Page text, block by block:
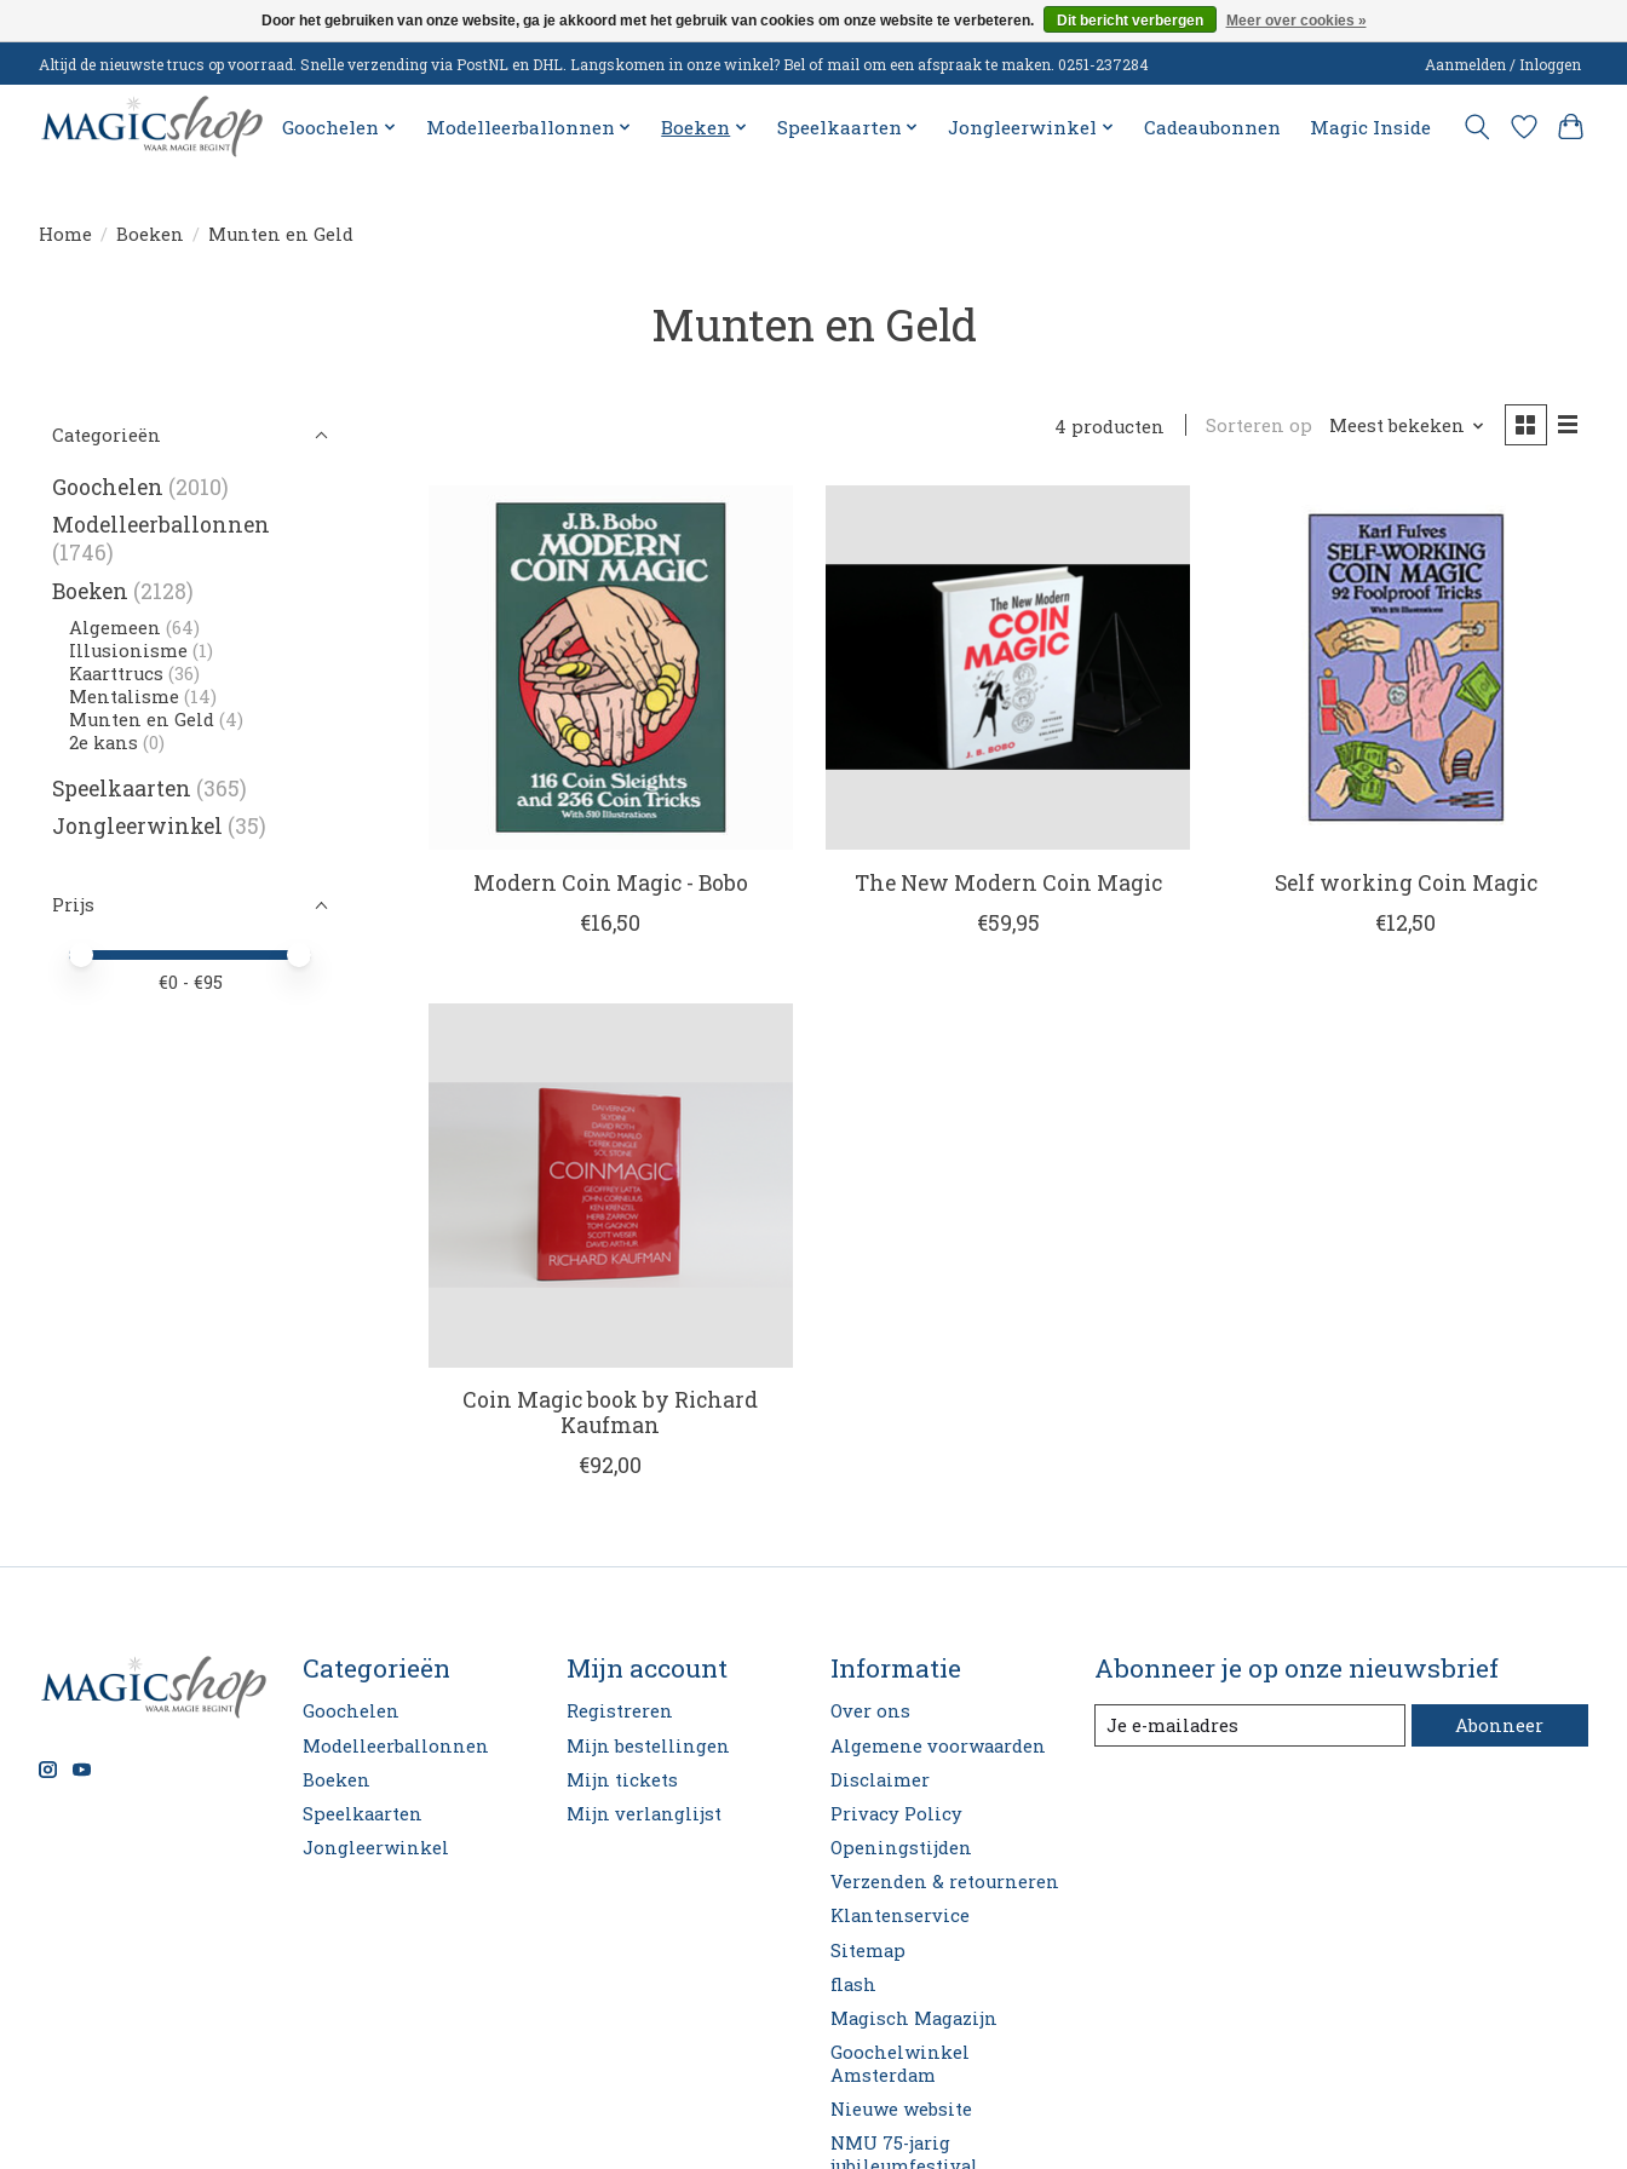
Altijd de nieuwste trucs op voorraad. Snelle verzending via PostNL en DHL. Langskomen in onze winkel? Bel of mail om een afspraak te maken. 0251-237284 Aanmelden / Inloggen
Goochelen Modelleerballonnen Boeken Speelkaarten Jongleerwinkel Cadeaubonnen Magic Inside
Home / Boeken / Munten en Geld
Munten en Geld
Categorieën
Goochelen (2010)
Modelleerballonnen
(1746)
Boeken (2128)
Algemeen (64)
Illusionisme (1)
Kaarttrucs (36)
Mentalisme (14)
Munten en Geld (4)
2e kans (0)
Speelkaarten (365)
Jongleerwinkel (35)
Prijs
Minimale prijswaarde
Price maximum value
€0 - €95
4 producten Sorteren op Meest bekeken
Modern Coin Magic - Bobo
€16,50
The New Modern Coin Magic
€59,95
Self working Coin Magic
€12,50
Coin Magic book by Richard
Kaufman
€92,00
Categorieën
Goochelen
Modelleerballonnen
Boeken
Speelkaarten
Jongleerwinkel
Mijn account
Registreren
Mijn bestellingen
Mijn tickets
Mijn verlanglijst
Informatie
Over ons
Algemene voorwaarden
Disclaimer
Privacy Policy
Openingstijden
Verzenden & retourneren
Klantenservice
Sitemap
flash
Magisch Magazijn
Goochelwinkel
Amsterdam
Nieuwe website
NMU 75-jarig
Abonneer je op onze nieuwsbrief
Abonneer
Door het gebruiken van onze website, ga je akkoord met het gebruik van cookies om onze website te verbeteren. Dit bericht verbergen Meer over cookies »